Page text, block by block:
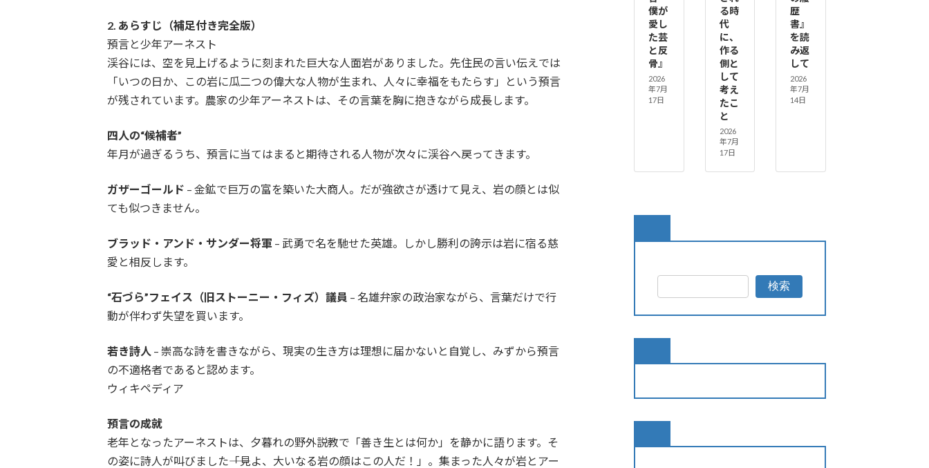
2. あらすじ（補足付き完全版）
預言と少年アーネスト
渓谷には、空を見上げるように刻まれた巨大な人面岩がありました。先住民の言い伝えでは
「いつの日か、この岩に瓜二つの偉大な人物が生まれ、人々に幸福をもたらす」という預言
が残されています。農家の少年アーネストは、その言葉を胸に抱きながら成長します。
四人の“候補者”
年月が過ぎるうち、預言に当てはまると期待される人物が次々に渓谷へ戻ってきます。
ガザーゴールド – 金鉱で巨万の富を築いた大商人。だが強欲さが透けて見え、岩の顔とは似
ても似つきません。
ブラッド・アンド・サンダー将軍 – 武勇で名を馳せた英雄。しかし勝利の誇示は岩に宿る慈
愛と相反します。
“石づら”フェイス（旧ストーニー・フィズ）議員 – 名雄弁家の政治家ながら、言葉だけで行
動が伴わず失望を買います。
若き詩人 – 崇高な詩を書きながら、現実の生き方は理想に届かないと自覚し、みずから預言
の不適格者であると認めます。
ウィキペディア
預言の成就
老年となったアーネストは、夕暮れの野外説教で「善き生とは何か」を静かに語ります。そ
の姿に詩人が叫びました――「見よ、大いなる岩の顔はこの人だ！」。集まった人々が岩とアー
僕が
愛し
た芸
と反
骨』
2026
年7月
17日
る時
代
に、
作る
側と
して
考え
たこ
と
2026
年7月
17日
歴
書』
を読
み返
して
2026
年7月
14日
検索